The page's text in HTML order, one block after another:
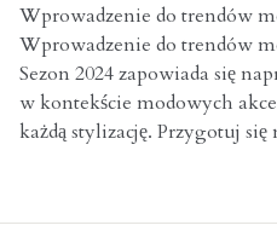
Wprowadzenie do trendów
Wprowadzenie do trendów
Sezon 2024 zapowiada się
w kontekście modowych
każdą stylizację. Przygotuj się